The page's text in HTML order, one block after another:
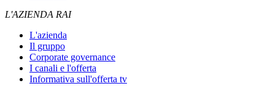
L'AZIENDA RAI
L'azienda
Il gruppo
Corporate governance
I canali e l'offerta
Informativa sull'offerta tv